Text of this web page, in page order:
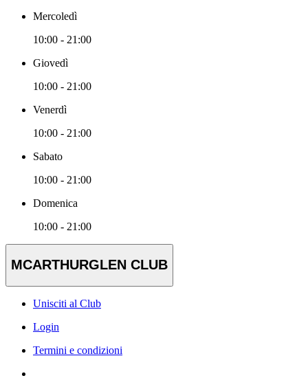
Mercoledì
10:00 - 21:00
Giovedì
10:00 - 21:00
Venerdì
10:00 - 21:00
Sabato
10:00 - 21:00
Domenica
10:00 - 21:00
MCARTHURGLEN CLUB
Unisciti al Club
Login
Termini e condizioni